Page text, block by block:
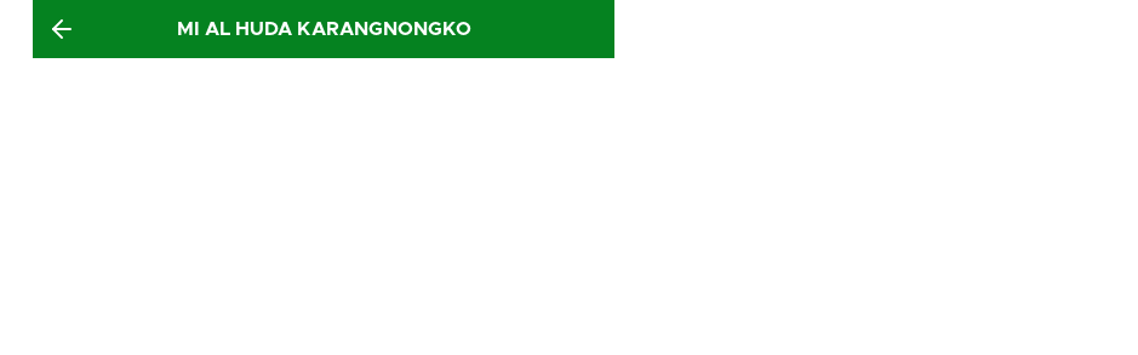
MI AL HUDA KARANGNONGKO